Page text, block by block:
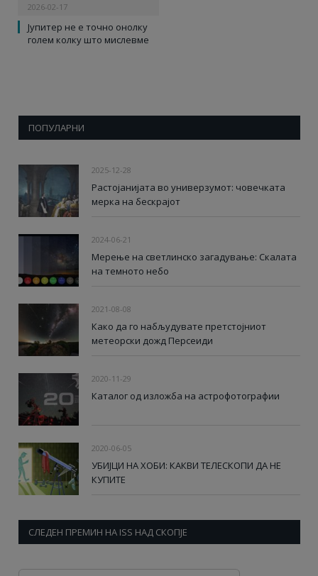
2026-02-17
Јупитер не е точно онолку
голем колку што мислевме
ПОПУЛАРНИ
2025-12-28
Растојанијата во универзумот: човечката
мерка на бескрајот
2024-06-21
Мерење на светлинско загадување: Скалата
на темното небо
2021-08-08
Како да го набљудувате претстојниот
метеорски дожд Персеиди
2020-11-29
Каталог од изложба на астрофотографии
2020-06-05
УБИЈЦИ НА ХОБИ: КАКВИ ТЕЛЕСКОПИ ДА НЕ
КУПИТЕ
СЛЕДЕН ПРЕМИН НА ISS НАД СКОПЈЕ